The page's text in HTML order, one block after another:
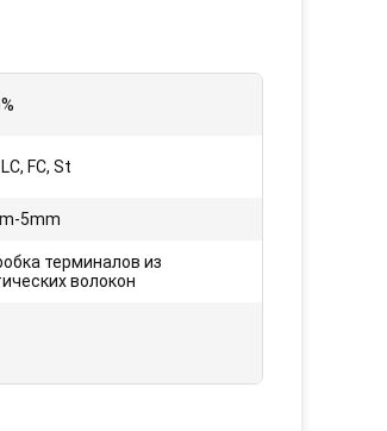
FC, St
5mm
терминалов из
волокон